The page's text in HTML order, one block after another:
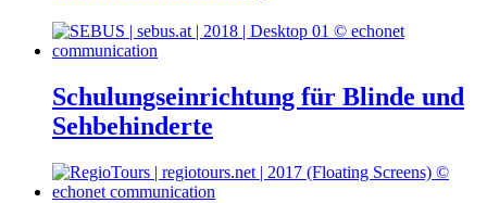
Schulungseinrichtung für Blinde und
Sehbehinderte